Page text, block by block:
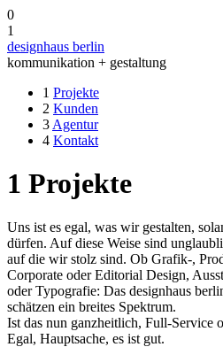
0
1
designhaus berlin
kommunikation + gestaltung
1 Projekte
2 Kunden
3 Agentur
4 Kontakt
1 Projekte
Uns ist es egal, was wir gestalten,
dürfen. Auf diese Weise sind
auf die wir stolz sind. Ob Grafik-,
Corporate oder Editorial Design,
oder Typografie: Das designhaus
schätzen ein breites Spektrum.
Ist das nun ganzheitlich, Full-Service
Egal, Hauptsache, es ist gut.